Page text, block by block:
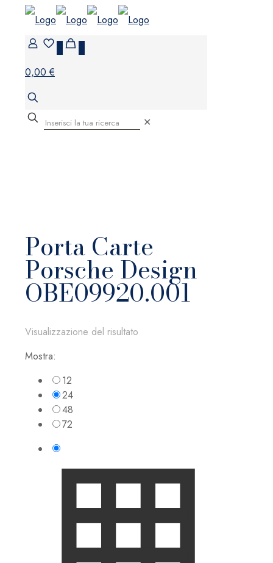
0,00 €
✕
Porta Carte
Porsche Design
OBE09920.001
Visualizzazione del risultato
Mostra:
12
24
48
72